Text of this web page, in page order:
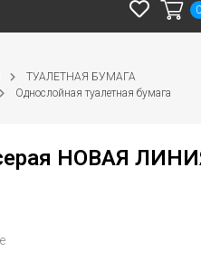
ТУАЛЕТНАЯ БУМАГА
Однослойная туалетная бумага
НОВАЯ